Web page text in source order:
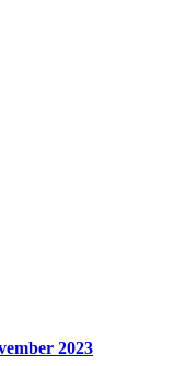
2023